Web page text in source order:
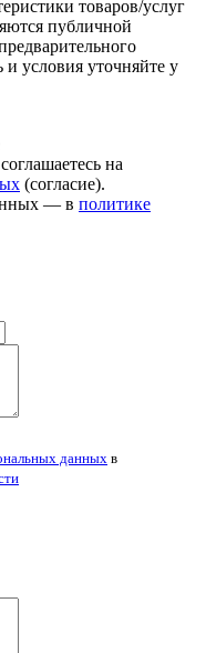
товаров/услуг
публичной
условия уточняйте у
на
(согласие).
— в политике
данных в